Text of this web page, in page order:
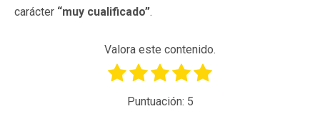
carácter “muy cualificado”.
Valora este contenido.
Puntuación: 5